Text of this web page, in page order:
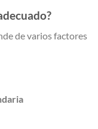
de varios factores